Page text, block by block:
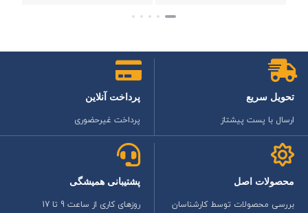
بستن
تحویل سریع
ارسال با پست پیشتاز
پرداخت آنلاین
پرداخت غیرحضوری
محصولات اصل
بررسی محصولات توسط کارشناسان
پشتیبانی همیشگی
روزهای کاری از ساعت 9 تا 17